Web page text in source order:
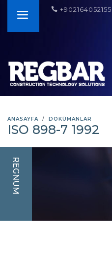
+902164052155
ANASAYFA DOKÜMANLAR
ISO 898-7 1992
REGNUM